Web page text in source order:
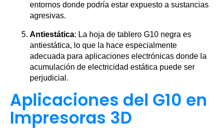
entornos donde podría estar expuesto a sustancias
agresivas.
Antiestática: La hoja de tablero G10 negra es
antiestática, lo que la hace especialmente
adecuada para aplicaciones electrónicas donde la
acumulación de electricidad estática puede ser
perjudicial.
Aplicaciones del G10 en
Impresoras 3D